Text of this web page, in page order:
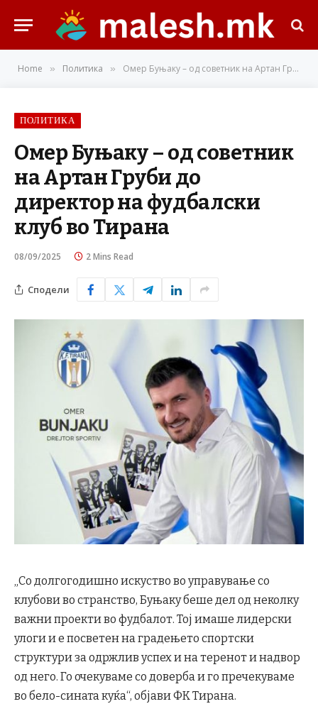
Home » Политика » Омер Буњаку – од советник на Артан Груби до директор на фудбалски клуб во Тирана
ПОЛИТИКА
Омер Буњаку – од советник
на Артан Груби до
директор на фудбалски
клуб во Тирана
08/09/2025 2 Mins Read
Сподели
„Со долгогодишно искуство во управување со
клубови во странство, Буњаку беше дел од неколку
важни проекти во фудбалот. Тој имаше лидерски
улоги и е посветен на градењето спортски
структури за одржлив успех и на теренот и надвор
од него. Го очекуваме со доверба и го пречекуваме
во бело-сината куќа“, објави ФК Тирана.